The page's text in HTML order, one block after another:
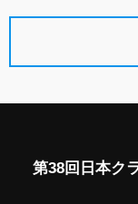
第38回日本ク